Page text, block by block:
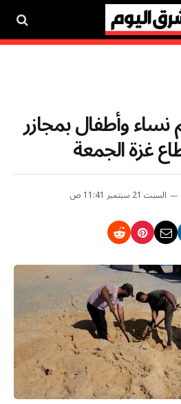
نساء وأطفال بمجازر
غزة الجمعة
السبت 21 سبتمبر 11:41 ص